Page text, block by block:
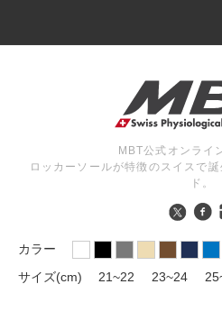
MBT公式オンライ
ロッカーソールが特徴のスイスで
ド。
カラー
サイズ(cm)
21~22 23~24